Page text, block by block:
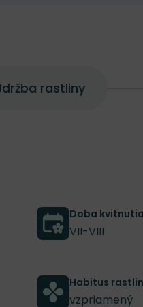
rastliny
Doba kvitnutia
VII-VIII
Habitus
vzpriamený